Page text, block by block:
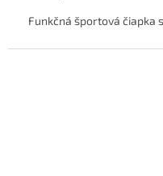
Funkčná športová čiapka